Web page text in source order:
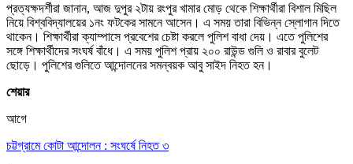
প্রত্যক্ষদর্শীরা জানান, আজ দুপুর ২টায় রংপুর খামার মোড় থেকে শিক্ষার্থীরা বিশাল মিছিল
নিয়ে বিশ্ববিদ্যালয়ের ১নং ফটকের সামনে আসেন। এ সময় তারা বিভিন্ন স্লোগান দিতে
থাকেন। শিক্ষার্থীরা ক্যাম্পাসে প্রবেশের চেষ্টা করলে পুলিশ বাধা দেয়। এতে পুলিশের
সঙ্গে শিক্ষার্থীদের সংঘর্ষ বাঁধে। এ সময় পুলিশ প্রায় ২০০ রাউন্ড গুলি ও রাবার বুলেট
ছোড়ে। পুলিশের গুলিতে আন্দোলনের সমন্বয়ক আবু সাইদ নিহত হন।
শেয়ার
আগে
চট্টগ্রামে কোটা আন্দোলন : সংঘর্ষে নিহত ৩